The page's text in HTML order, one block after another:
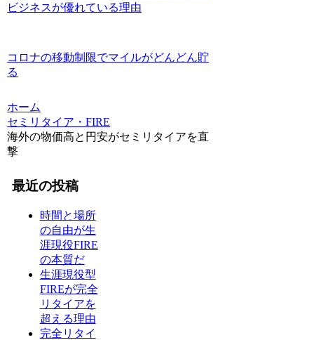
ビジネスが優れている理由
コロナの移動制限でマイルがどんどん貯
る
ホーム
セミリタイア・FIRE
海外の物価高と円安がセミリタイアを直
撃
最近の投稿
時間と場所
の自由が生
涯現役FIRE
の本質だ
生涯現役型
FIREが完全
リタイアを
超える理由
完全リタイ